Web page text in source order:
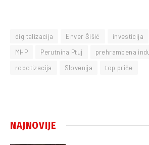
digitalizacija Enver Šišić investicija
MHP
Perutnina Ptuj
prehrambena
robotizacija
Slovenija top priče
NAJNOVIJE